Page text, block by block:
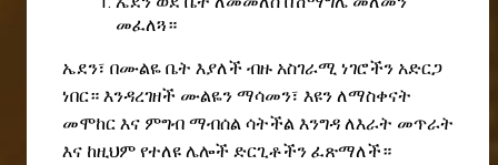
መፈለጓ።
ኤደን፣ በሙልዬ ቤት እያለች ብዙ አስገራሚ ነገሮችን አድርጋ
ነበር። እንዳረገዘች ሙልዬን ማሳመን፣ እዩን ለማስቀናት
መሞከር እና ምግብ ማብሰል ሳትችል እንግዳ ለእራት መጥራት
እና ከዚህም የተለዩ ሌሎች ድርጊቶችን ፈጽማለች።